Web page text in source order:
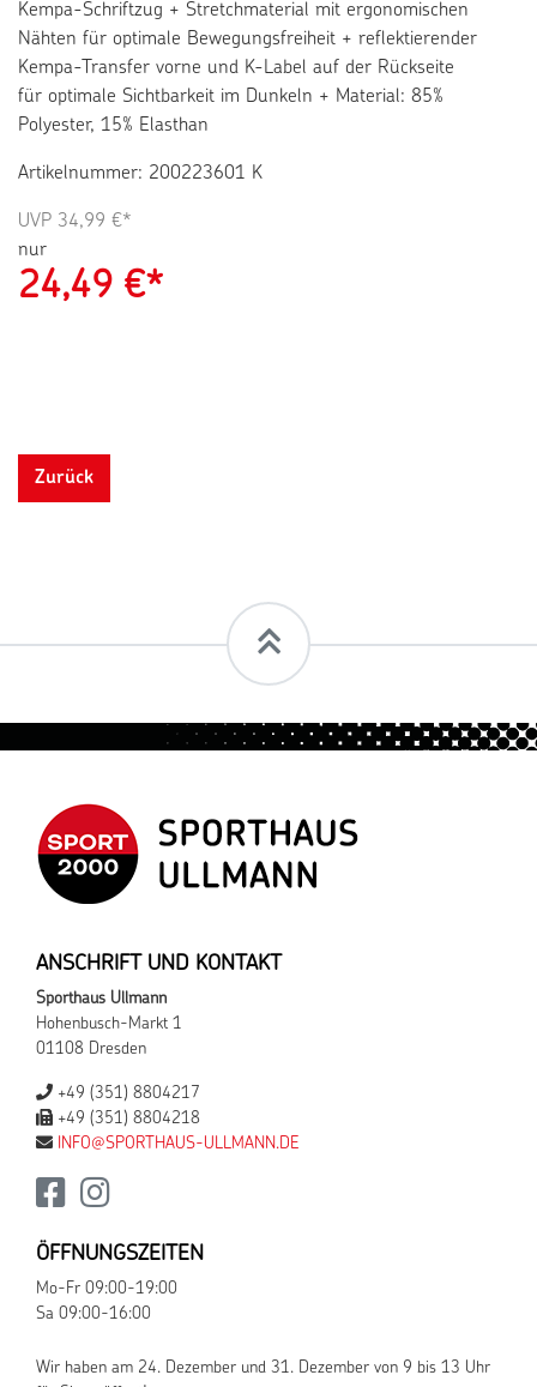
Kempa-Schriftzug + Stretchmaterial mit ergonomischen
Nähten für optimale Bewegungsfreiheit + reflektierender
Kempa-Transfer vorne und K-Label auf der Rückseite
für optimale Sichtbarkeit im Dunkeln + Material: 85%
Polyester, 15% Elasthan
Artikelnummer: 200223601 K
UVP 34,99 €*
nur
24,49 €*
Zurück
ANSCHRIFT UND KONTAKT
Sporthaus Ullmann
Hohenbusch-Markt 1
01108 Dresden
+49 (351) 8804217
+49 (351) 8804218
INFO@SPORTHAUS-ULLMANN.DE
ÖFFNUNGSZEITEN
Mo-Fr 09:00-19:00
Sa 09:00-16:00
Wir haben am 24. Dezember und 31. Dezember von 9 bis 13 Uhr